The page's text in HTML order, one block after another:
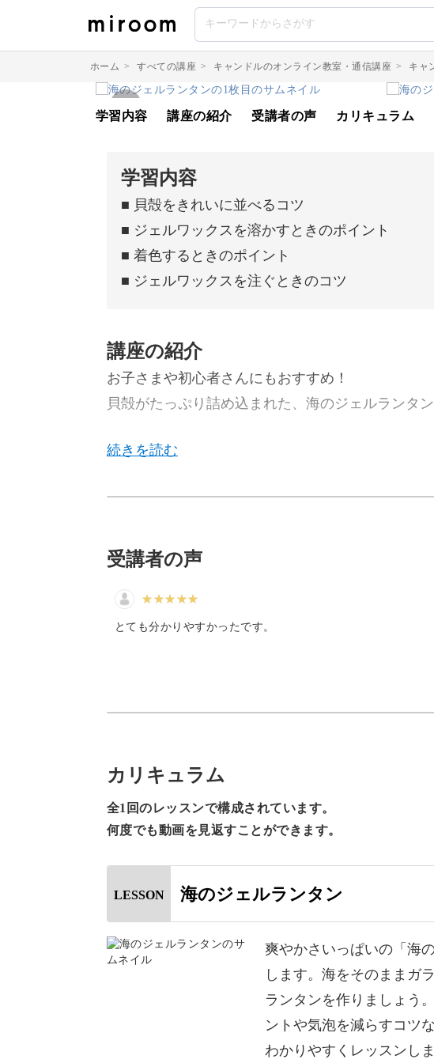
ホーム > すべての講座 > キャンドルのオンライン教室・通信講座 > キャ
学習内容 講座の紹介 受講者の声 カリキュラム
学習内容
■ 貝殻をきれいに並べるコツ
■ ジェルワックスを溶かすときのポイント
■ 着色するときのポイント
■ ジェルワックスを注ぐときのコツ
講座の紹介
お子さまや初心者さんにもおすすめ！
貝殻がたっぷり詰め込まれた、海のジェルランタ
たような雰囲気が味わえるジェルランタン。
簡単に作れる方法をお伝えしていきますので、お
すよ。
具体的なポイントは、
◆貝殻をきれいに並べるコツ
◆ジェルワックスを溶かすときのポイント
◆着色するときのポイント
◆ジェルワックスを注ぐときのコツ
受講者の声
とても分かりやすかったです。
カリキュラム
全1回のレッスンで構成されています。
何度でも動画を見返すことができます。
LESSON 海のジェルランタン
爽やかさいっぱいの「海
します。海をそのままガ
ランタンを作りましょう
ントや気泡を減らすコツ
わかりやすくレッスンしま